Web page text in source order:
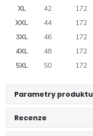
XL
42 172
XXL
44 172
3XL
46 172
4XL
48 172
5XL
50 172
Parametry produktu
Recenze